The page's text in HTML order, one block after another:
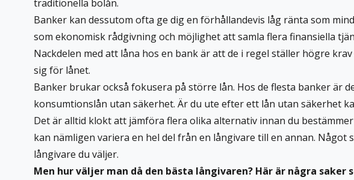
traditionella bolån.
Banker kan dessutom ofta ge dig en förhållandevis låg ränta som
som ekonomisk rådgivning och möjlighet att samla flera finansiella
Nackdelen med att låna hos en bank är att de i regel ställer högre
sig för lånet.
Banker brukar också fokusera på större lån. Hos de flesta banker är
konsumtionslån utan säkerhet. Är du ute efter ett lån utan säkerhet
Det är alltid klokt att jämföra flera olika alternativ innan du
kan nämligen variera en hel del från en långivare till en annan.
långivare du väljer.
Men hur väljer man då den bästa långivaren? Här är några